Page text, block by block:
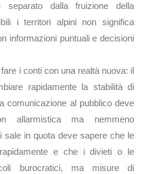
dalla fruizione della
i territori alpini non significa
informazioni puntuali e decisioni
i conti con una realtà nuova: il
rapidamente la stabilità di
comunicazione al pubblico deve
allarmistica ma nemmeno
sale in quota deve sapere che le
e che i divieti o le
burocratici, ma misure di